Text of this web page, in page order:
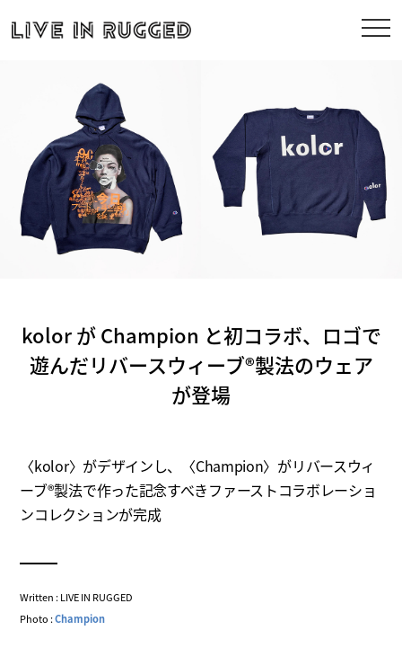
kolor が Champion と初コラボ、ロゴで
遊んだリバースウィーブ®製法のウェア
が登場
〈kolor〉がデザインし、〈Champion〉がリバースウィ
ーブ®製法で作った記念すべきファーストコラボレーショ
ンコレクションが完成
Written : LIVE IN RUGGED
Photo :Champion